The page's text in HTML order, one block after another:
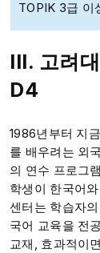
TOPIK 3급 이
III. 고려
D4
1986년부터 지
를 배우려는 외
의 연수 프로그
학생이 한국어
센터는 학습자
국어 교육을 전
교재, 효과적이